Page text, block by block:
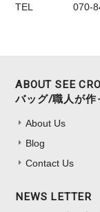
TEL
070-
ABOUT SEE
バッグ/職人が作
About Us
Blog
Contact Us
NEWS LETTER